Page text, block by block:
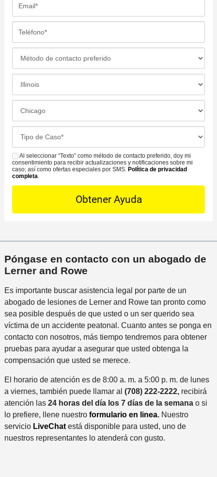
*
l
d
*
a
ll
f
n
*
t
d
d
C
o
n
t
t
P
e
f
c
c
ó
n
d
e
i
d
e
n
t
e
o
i
c
i
n
e
r
a
n
a
a
l
i
n
d
e
n
t
e
s
e
D
e
a
*
S
M
S
Al seleccionar “Texto” como método de contacto preferido, doy mi
consentimiento para recibir actualizaciones y notificaciones sobre mi
caso; así como ofertas especiales por SMS. Política de privacidad
completa
Póngase en contacto con un abogado de
Lerner and Rowe
Es importante buscar asistencia legal por parte de un
abogado de lesiones de Lerner and Rowe tan pronto como
sea posible después de que usted o un ser querido sea
víctima de un accidente peatonal. Cuanto antes se ponga en
contacto con nosotros, más tiempo tendremos para obtener
pruebas para ayudar a asegurar que usted obtenga la
compensación que usted se merece.
El horario de atención es de 8:00 a. m. a 5:00 p. m. de lunes
a viernes, también puede llamar al (708) 222-2222, recibirá
atención las24 horas del día los 7 días de la semanao si
lo prefiere, llene nuestro formulario en linea.Nuestro
servicio LiveChatestá disponible para usted, uno de
nuestros representantes lo atenderá con gusto.